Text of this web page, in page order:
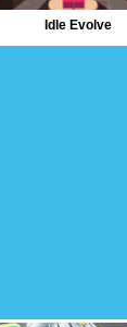
Idle Evolve